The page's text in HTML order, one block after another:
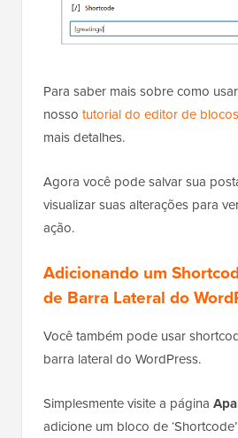
Para saber mais sobre como
nosso tutorial do editor de
mais detalhes.
Agora você pode salvar sua
visualizar suas alterações para
ação.
Adicionando um
de Barra Lateral do
Você também pode usar
barra lateral do WordPress.
Simplesmente visite a página
adicione um bloco de